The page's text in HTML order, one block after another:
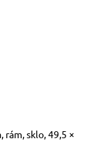
sklo, 49,5 ×